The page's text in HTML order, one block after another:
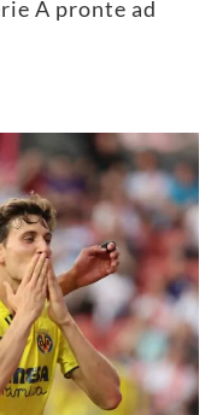
A pronte ad